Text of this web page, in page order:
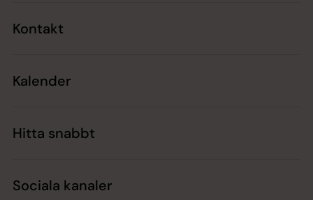
Kontakt
Kalender
Hitta snabbt
Sociala kanaler